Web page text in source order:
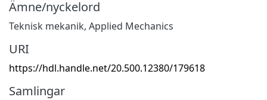
Ämne/nyckelord
Teknisk mekanik, Applied Mechanics
URI
https://hdl.handle.net/20.500.12380/179618
Samlingar